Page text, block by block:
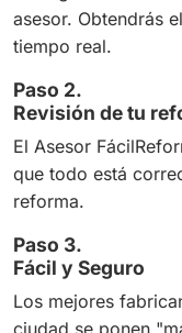
asesor. Obtendrás
tiempo real.
Paso 2.
Revisión de tu
El Asesor
que todo está
reforma.
Paso 3.
Fácil y Seguro
Los mejores
ciudad se ponen